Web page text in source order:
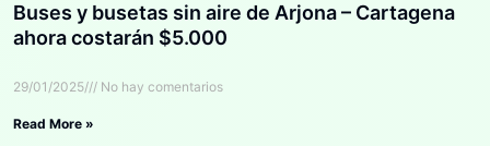
Buses y busetas sin aire de Arjona – Cartagena
ahora costarán $5.000
29/01/2025 No hay comentarios
Read More »